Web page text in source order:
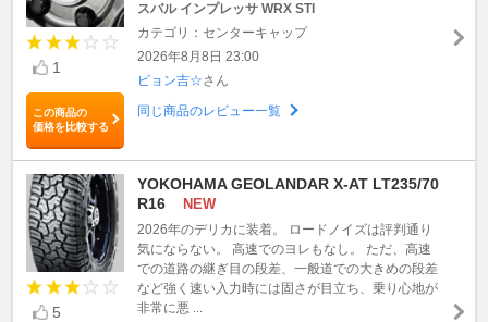
1
この商品の
価格を比較する
スバル インプレッサ WRX STI
カテゴリ：センターキャップ
2026年8月8日 23:00
ピョン吉☆さん
同じ商品のレビュー一覧
5
YOKOHAMA GEOLANDAR X-AT LT235/70
R16
NEW
2026年のデリカに装着。 ロードノイズは評判通り
気にならない。 高速でのヨレもなし。 ただ、高速
での道路の継ぎ目の段差、一般道での大きめの段差
など強く速い入力時には固さが目立ち、乗り心地が
非常に悪 ...